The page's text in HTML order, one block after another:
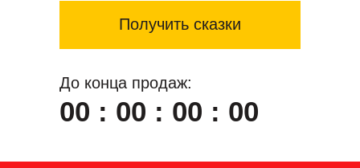
До конца продаж:
00 : 00 : 00 : 00
Получить сказки